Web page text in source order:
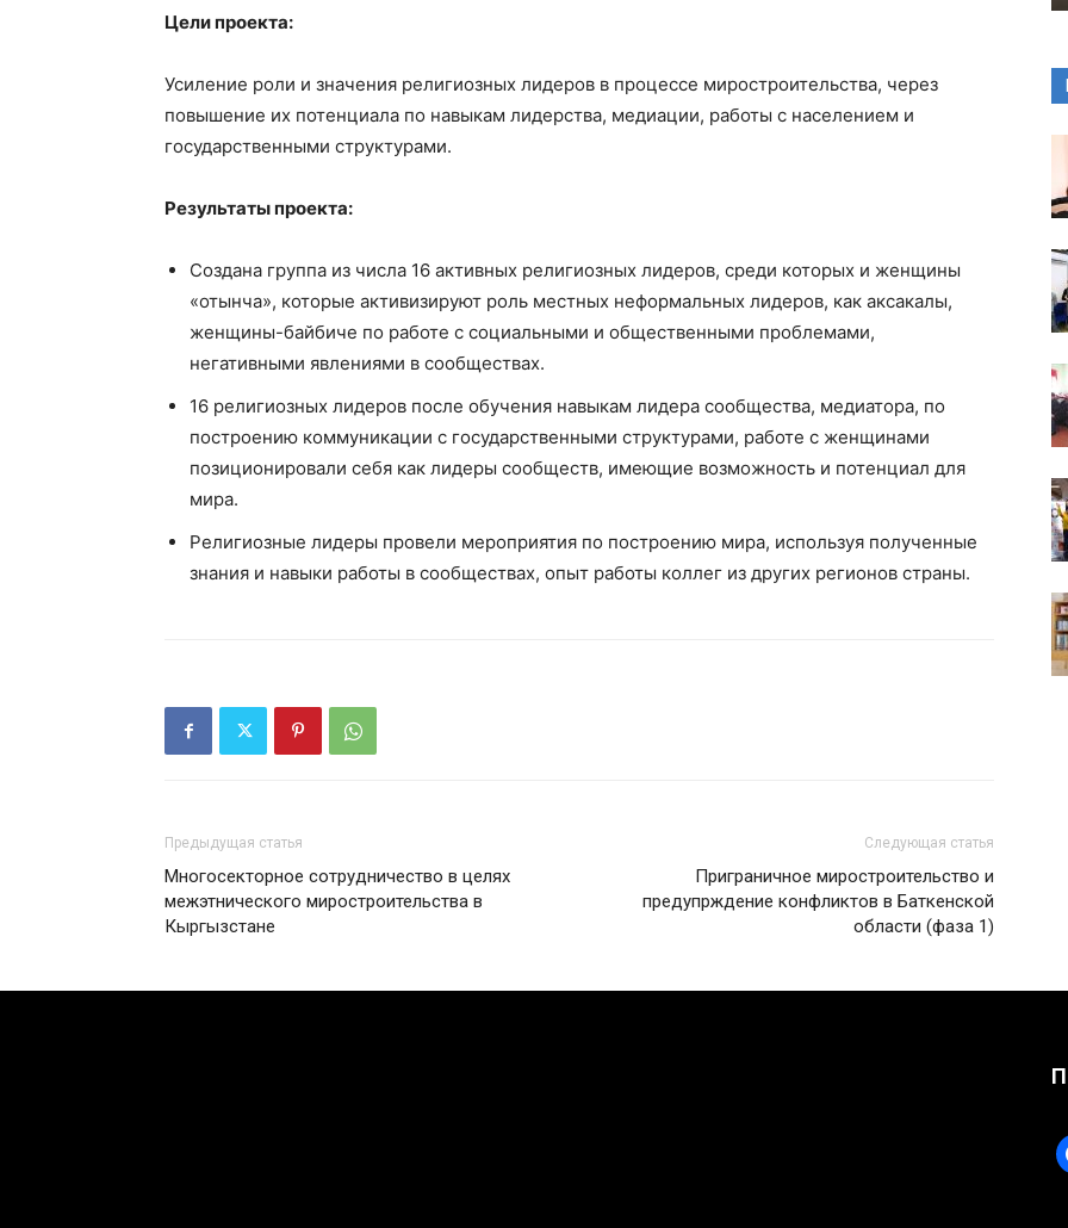
Цели проекта:
Усиление роли и значения религиозных лидеров в процессе миростроительства, через
повышение их потенциала по навыкам лидерства, медиации, работы с населением и
государственными структурами.
Результаты проекта:
Создана группа из числа 16 активных религиозных лидеров, среди которых и женщины
«отынча», которые активизируют роль местных неформальных лидеров, как аксакалы,
женщины-байбиче по работе с социальными и общественными проблемами,
негативными явлениями в сообществах.
16 религиозных лидеров после обучения навыкам лидера сообщества, медиатора, по
построению коммуникации с государственными структурами, работе с женщинами
позиционировали себя как лидеры сообществ, имеющие возможность и потенциал для
мира.
Религиозные лидеры провели мероприятия по построению мира, используя полученные
знания и навыки работы в сообществах, опыт работы коллег из других регионов страны.
Предыдущая статья
Многосекторное сотрудничество в целях
межэтнического миростроительства в
Кыргызстане
Следующая статья
Приграничное миростроительство и
предупрждение конфликтов в Баткенской
области (фаза 1)